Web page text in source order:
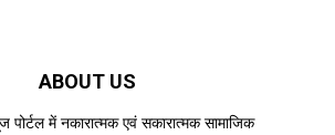
ABOUT US
पोर्टल में नकारात्मक एवं सकारात्मक सामाजिक